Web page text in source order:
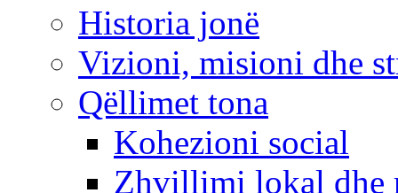
Historia jonë
Vizioni, misioni dhe
Qëllimet tona
Kohezioni social
Zhvillimi lokal dhe